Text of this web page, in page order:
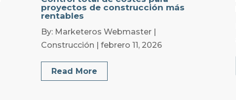
proyectos de construcción más
rentables
By: Marketeros Webmaster |
Construcción | febrero 11, 2026
Read More